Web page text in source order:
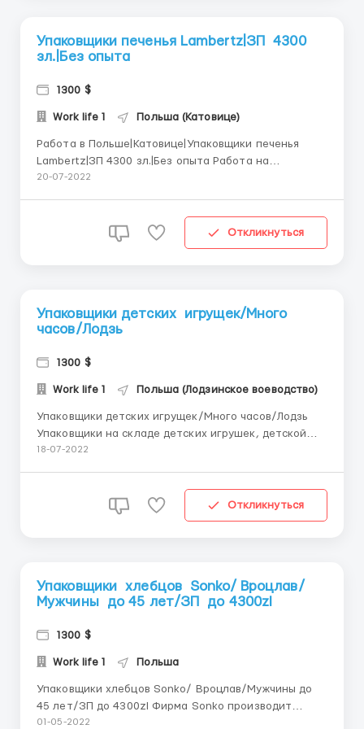
Упаковщики печенья Lambertz|ЗП 4300
зл.|Без опыта
1300 $
Work life 1 Польша (Катовице)
Работа в Польше|Катовице|Упаковщики печенья
Lambertz|ЗП 4300 зл.|Без опыта Работа на
кондитерской фабрике для тех, кто хочет узнать,
упаковку печенья на фабрику Lambertz. Работа не
сложная .Всему вас научат....
20-07-2022
Откликнуться
Упаковщики детских игрущек/Много
часов/Лодзь
1300 $
Work life 1 Польша (Лодзинское воеводство)
Упаковщики детских игрущек/Много часов/Лодзь
Упаковщики на складе детских игрушек, детской
одежды и товаров для мамочек Место работы: Лодзь
001 Łódź) Зарплата: - 14,45 зл не...
18-07-2022
Откликнуться
Упаковщики хлебцов Sonko/ Вроцлав/
Мужчины до 45 лет/ЗП до 4300zl
1300 $
Work life 1 Польша
Упаковщики хлебцов Sonko/ Вроцлав/Мужчины до
45 лет/ЗП до 4300zl Фирма Sonko производит
полезные продукты питания: рисовые, ржаные и
01-05-2022